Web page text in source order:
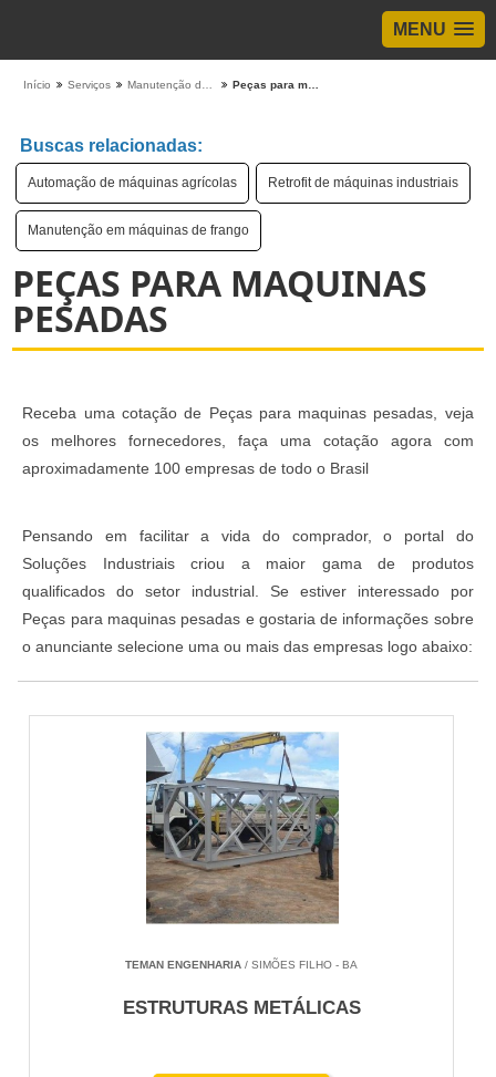
MENU
Início Serviços
Buscas relacionadas:
Automação de máquinas agrícolas Retrofit de máquinas industriais
Manutenção em máquinas de frango
PEÇAS PARA MAQUINAS
PESADAS
Receba uma cotação de Peças para maquinas pesadas, veja
os melhores fornecedores, faça uma cotação agora com
aproximadamente 100 empresas de todo o Brasil
Pensando em facilitar a vida do comprador, o portal do
Soluções Industriais criou a maior gama de produtos
qualificados do setor industrial. Se estiver interessado por
Peças para maquinas pesadas e gostaria de informações sobre
o anunciante selecione uma ou mais das empresas logo abaixo:
TEMAN ENGENHARIA / SIMÕES FILHO - BA
ESTRUTURAS METÁLICAS